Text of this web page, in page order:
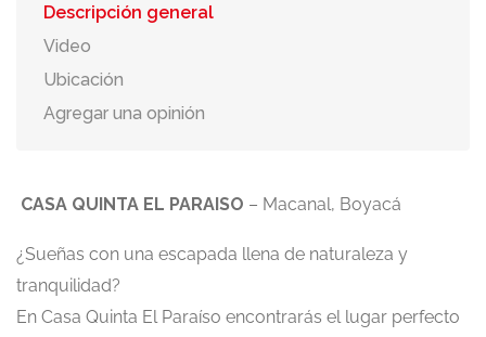
Descripción general
Video
Ubicación
Agregar una opinión
CASA QUINTA EL PARAISO – Macanal, Boyacá
¿Sueñas con una escapada llena de naturaleza y
tranquilidad?
En Casa Quinta El Paraíso encontrarás el lugar perfecto